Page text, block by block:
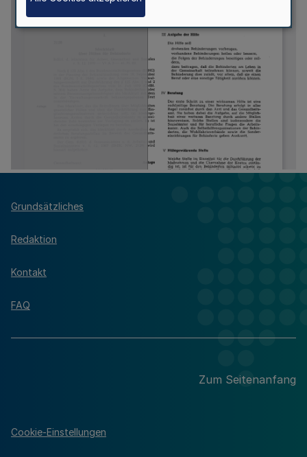
Grundsätzliches
Redaktion
Kontakt
FAQ
Zum Seitenanfang
Cookie-Einstellungen